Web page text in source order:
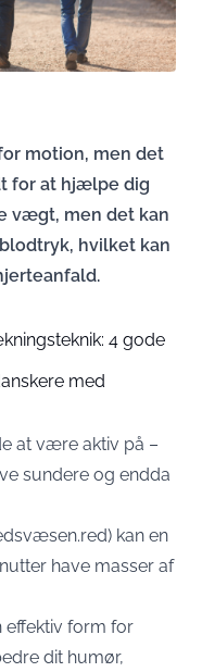
motion, men det
for at hjælpe dig
vægt, men det kan
hvilket kan
4 gode
med
at være aktiv på –
sundere og endda
kan en
have masser af
effektiv form for
dit humør,